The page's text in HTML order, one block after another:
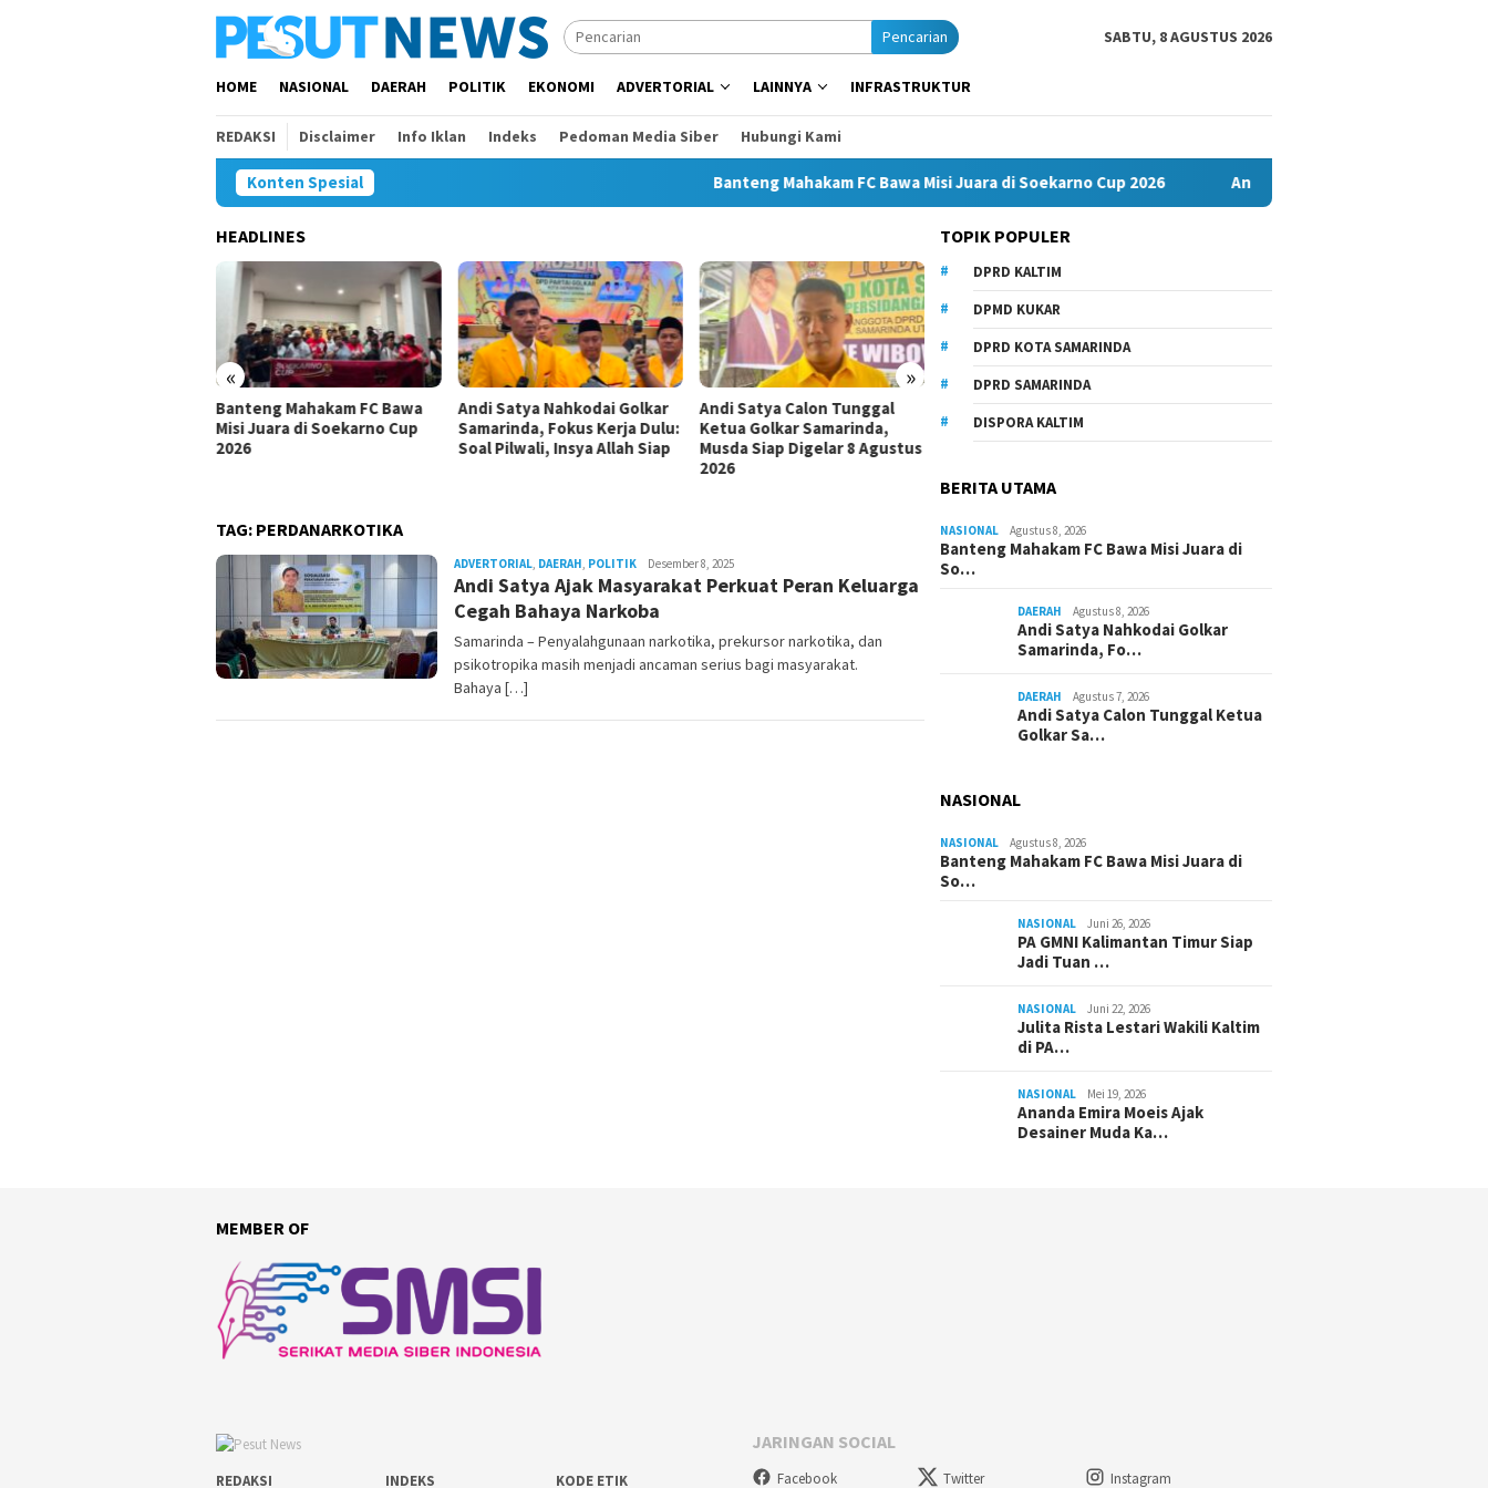
Pencarian SABTU, 8 AGUSTUS 2026
HOME NASIONAL DAERAH POLITIK EKONOMI ADVERTORIAL LAINNYA INFRASTRUKTUR
REDAKSI Disclaimer Info Iklan Indeks Pedoman Media Siber Hubungi Kami
Konten Spesial Banteng Mahakam FC Bawa Misi Juara di Soekarno Cup 2026 Andi Satya Nahkodai Golkar
HEADLINES
« »
Banteng Mahakam FC Bawa
Misi Juara di Soekarno Cup
2026
Andi Satya Nahkodai Golkar
Samarinda, Fokus Kerja Dulu:
Soal Pilwali, Insya Allah Siap
Andi Satya Calon Tunggal
Ketua Golkar Samarinda,
Musda Siap Digelar 8 Agustus
2026
Bawaslu Bontang dan JMSI
Bontang Bersinergi Lawan
Hoaks, Perkuat Demokrasi
Komisi IV Tunggu Hasil
Dugaan Pelanggaran SPMB
TAG: PERDANARKOTIKA
ADVERTORIAL, DAERAH, POLITIK Admin
Pesut
Desember 8, 2025
Andi Satya Ajak Masyarakat Perkuat Peran Keluarga
Cegah Bahaya Narkoba
Samarinda – Penyalahgunaan narkotika, prekursor narkotika, dan
psikotropika masih menjadi ancaman serius bagi masyarakat.
Bahaya […]
TOPIK POPULER
DPRD KALTIM
DPMD KUKAR
DPRD KOTA SAMARINDA
DPRD SAMARINDA
DISPORA KALTIM
BERITA UTAMA
NASIONAL Agustus 8, 2026
Banteng Mahakam FC Bawa Misi Juara di
So…
DAERAH Agustus 8, 2026
Andi Satya Nahkodai Golkar
Samarinda, Fo…
DAERAH Agustus 7, 2026
Andi Satya Calon Tunggal Ketua
Golkar Sa…
NASIONAL
NASIONAL Agustus 8, 2026
Banteng Mahakam FC Bawa Misi Juara di
So…
NASIONAL Juni 26, 2026
PA GMNI Kalimantan Timur Siap
Jadi Tuan …
NASIONAL Juni 22, 2026
Julita Rista Lestari Wakili Kaltim
di PA…
NASIONAL Mei 19, 2026
Ananda Emira Moeis Ajak
Desainer Muda Ka…
MEMBER OF
REDAKSI INDEKS KODE ETIK
JARINGAN SOCIAL
Facebook Twitter Instagram